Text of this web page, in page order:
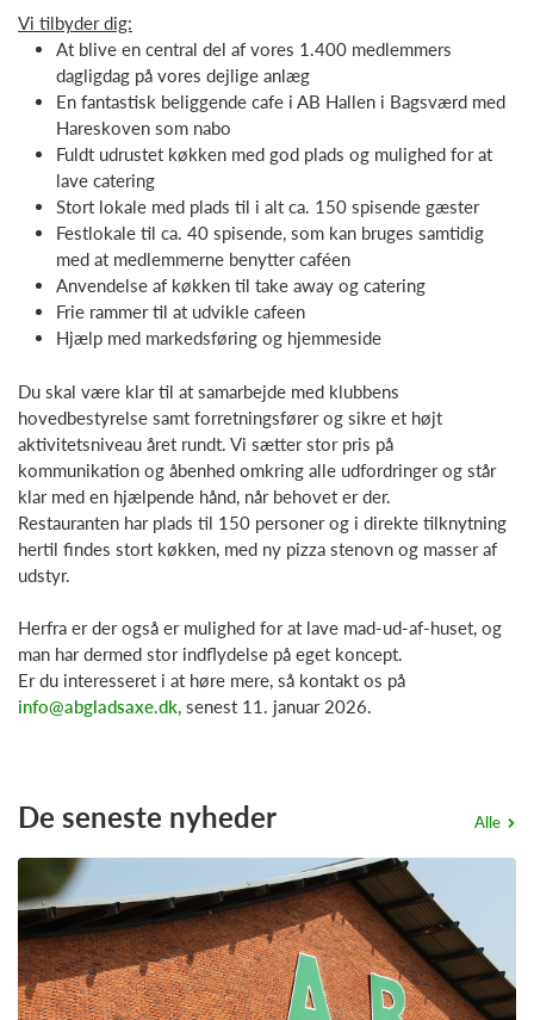
Vi tilbyder dig:
At blive en central del af vores 1.400 medlemmers
dagligdag på vores dejlige anlæg
En fantastisk beliggende cafe i AB Hallen i Bagsværd med
Hareskoven som nabo
Fuldt udrustet køkken med god plads og mulighed for at
lave catering
Stort lokale med plads til i alt ca. 150 spisende gæster
Festlokale til ca. 40 spisende, som kan bruges samtidig
med at medlemmerne benytter caféen
Anvendelse af køkken til take away og catering
Frie rammer til at udvikle cafeen
Hjælp med markedsføring og hjemmeside
Du skal være klar til at samarbejde med klubbens
hovedbestyrelse samt forretningsfører og sikre et højt
aktivitetsniveau året rundt. Vi sætter stor pris på
kommunikation og åbenhed omkring alle udfordringer og står
klar med en hjælpende hånd, når behovet er der.
Restauranten har plads til 150 personer og i direkte tilknytning
hertil findes stort køkken, med ny pizza stenovn og masser af
udstyr.
Herfra er der også er mulighed for at lave mad-ud-af-huset, og
man har dermed stor indflydelse på eget koncept.
Er du interesseret i at høre mere, så kontakt os på
info@abgladsaxe.dk, senest 11. januar 2026.
De seneste nyheder Alle